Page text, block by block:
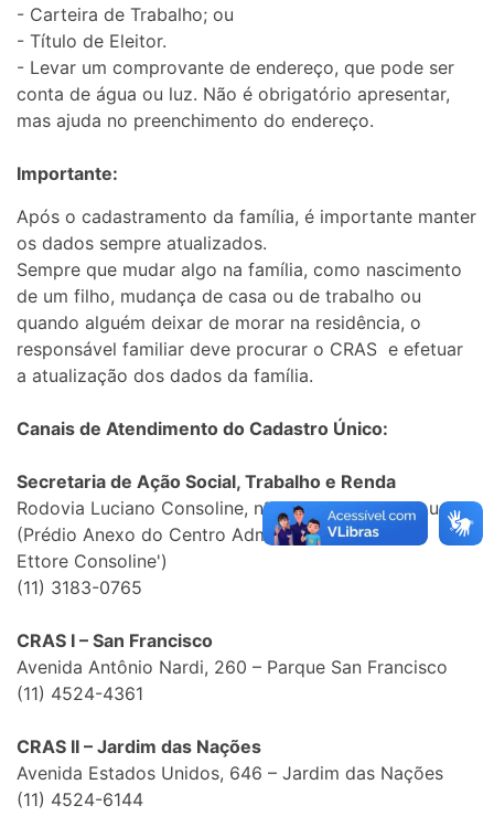
- Carteira de Trabalho; ou
- Título de Eleitor.
- Levar um comprovante de endereço, que pode ser
conta de água ou luz. Não é obrigatório apresentar,
mas ajuda no preenchimento do endereço.
Importante:
Após o cadastramento da família, é importante manter
os dados sempre atualizados.
Sempre que mudar algo na família, como nascimento
de um filho, mudança de casa ou de trabalho ou
quando alguém deixar de morar na residência, o
responsável familiar deve procurar o CRAS e efetuar
a atualização dos dados da família.
Canais de Atendimento do Cadastro Único:
Secretaria de Ação Social, Trabalho e Renda
Rodovia Luciano Consoline, nº 600 – Jardim de Lucca
(Prédio Anexo do Centro Administrativo 'Prefeito
Ettore Consoline')
(11) 3183-0765
CRAS I – San Francisco
Avenida Antônio Nardi, 260 – Parque San Francisco
(11) 4524-4361
CRAS II – Jardim das Nações
Avenida Estados Unidos, 646 – Jardim das Nações
(11) 4524-6144